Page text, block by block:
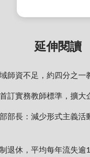
延伸閱讀
師資不足，約四分之一
訂實務教師標準，擴大
部長：減少形式主義活
退休，平均每年流失逾